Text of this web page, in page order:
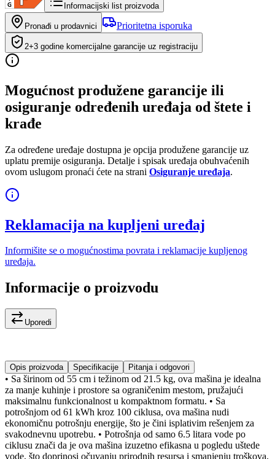
Informacijski list proizvoda
Pronađi u prodavnici Prioritetna isporuka
2+3 godine komercijalne garancije uz registraciju
Mogućnost produžene garancije ili
osiguranje određenih uređaja od štete i
krađe
Za određene uređaje dostupna je opcija produžene garancije uz
uplatu premije osiguranja. Detalje i spisak uređaja obuhvaćenih
ovom uslugom pronaći ćete na strani Osiguranje uređaja.
Reklamacija na kupljeni uređaj
Informišite se o mogućnostima povrata i reklamacije kupljenog
uređaja.
Informacije o proizvodu
Uporedi
Opis proizvoda Specifikacije Pitanja i odgovori
• Sa širinom od 55 cm i težinom od 21.5 kg, ova mašina je idealna
za manje kuhinje i prostore sa ograničenim mestom, pružajući
maksimalnu funkcionalnost u kompaktnom formatu. • Sa
potrošnjom od 61 kWh kroz 100 ciklusa, ova mašina nudi
ekonomičnu potrošnju energije, što je čini isplativim rešenjem za
svakodnevnu upotrebu. • Potrošnja od samo 6.5 litara vode po
ciklusu znači da je ova mašina izuzetno efikasna u pogledu uštede
vode, što doprinosi očuvanju prirodnih resursa i smanjenju troškova.